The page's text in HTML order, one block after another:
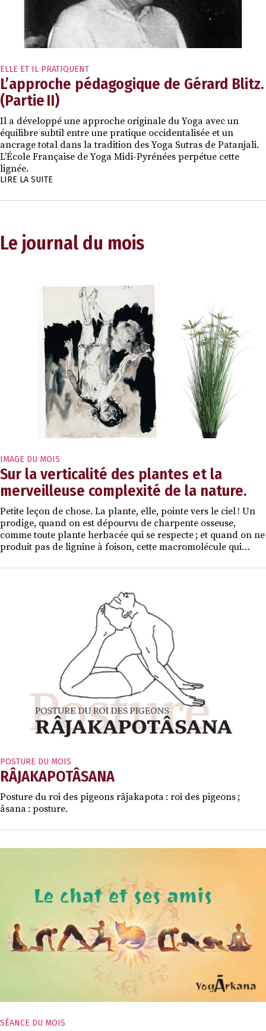
ELLE ET IL PRATIQUENT
L’approche pédagogique de Gérard Blitz.
(Partie II)
Il a développé une approche originale du Yoga avec un
équilibre subtil entre une pratique occidentalisée et un
ancrage total dans la tradition des Yoga Sutras de Patanjali.
L’École Française de Yoga Midi-Pyrénées perpétue cette
lignée.
LIRE LA SUITE
Le journal du mois
IMAGE DU MOIS
Sur la verticalité des plantes et la
merveilleuse complexité de la nature.
Petite leçon de chose. La plante, elle, pointe vers le ciel ! Un
prodige, quand on est dépourvu de charpente osseuse,
comme toute plante herbacée qui se respecte ; et quand on ne
produit pas de lignine à foison, cette macromolécule qui…
POSTURE DU MOIS
RÂJAKAPOTÂSANA
Posture du roi des pigeons râjakapota : roi des pigeons ;
âsana : posture.
SÉANCE DU MOIS